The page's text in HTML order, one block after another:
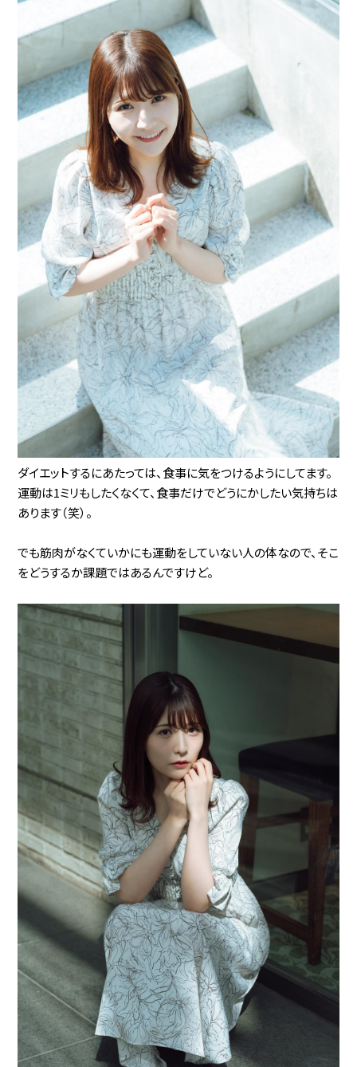
ダイエットするにあたっては、食事に気をつけるようにしてます。
運動は1ミリもしたくなくて、食事だけでどうにかしたい気持ちは
あります（笑）。
でも筋肉がなくていかにも運動をしていない人の体なので、そこ
をどうするか課題ではあるんですけど。